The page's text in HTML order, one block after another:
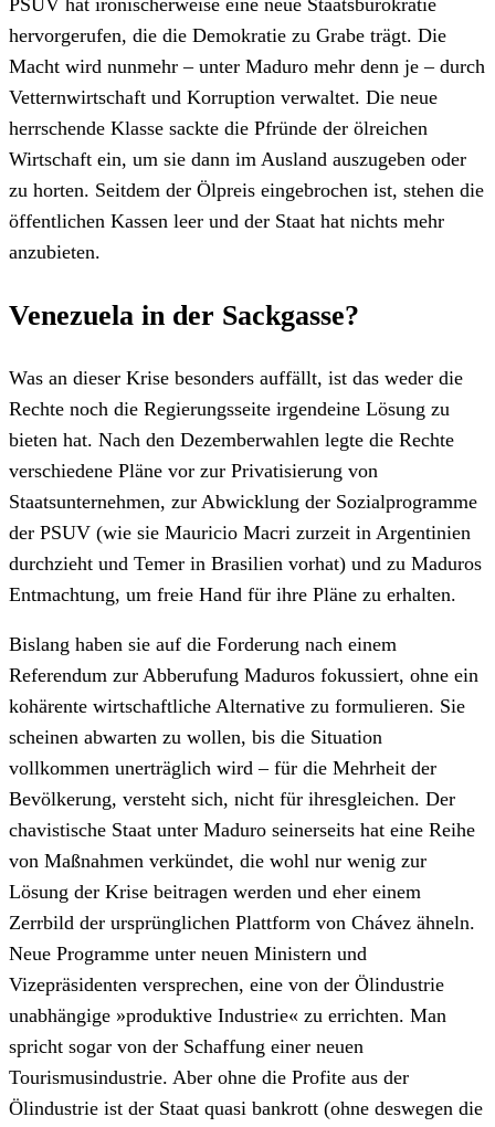
hervorgerufen, die die Demokratie zu Grabe trägt. Die
Macht wird nunmehr – unter Maduro mehr denn je – durch
Vetternwirtschaft und Korruption verwaltet. Die neue
herrschende Klasse sackte die Pfründe der ölreichen
Wirtschaft ein, um sie dann im Ausland auszugeben oder
zu horten. Seitdem der Ölpreis eingebrochen ist, stehen die
öffentlichen Kassen leer und der Staat hat nichts mehr
anzubieten.
Venezuela in der Sackgasse?
Was an dieser Krise besonders auffällt, ist das weder die
Rechte noch die Regierungsseite irgendeine Lösung zu
bieten hat. Nach den Dezemberwahlen legte die Rechte
verschiedene Pläne vor zur Privatisierung von
Staatsunternehmen, zur Abwicklung der Sozialprogramme
der PSUV (wie sie Mauricio Macri zurzeit in Argentinien
durchzieht und Temer in Brasilien vorhat) und zu Maduros
Entmachtung, um freie Hand für ihre Pläne zu erhalten.
Bislang haben sie auf die Forderung nach einem
Referendum zur Abberufung Maduros fokussiert, ohne ein
kohärente wirtschaftliche Alternative zu formulieren. Sie
scheinen abwarten zu wollen, bis die Situation
vollkommen unerträglich wird – für die Mehrheit der
Bevölkerung, versteht sich, nicht für ihresgleichen. Der
chavistische Staat unter Maduro seinerseits hat eine Reihe
von Maßnahmen verkündet, die wohl nur wenig zur
Lösung der Krise beitragen werden und eher einem
Zerrbild der ursprünglichen Plattform von Chávez ähneln.
Neue Programme unter neuen Ministern und
Vizepräsidenten versprechen, eine von der Ölindustrie
unabhängige »produktive Industrie« zu errichten. Man
spricht sogar von der Schaffung einer neuen
Tourismusindustrie. Aber ohne die Profite aus der
Ölindustrie ist der Staat quasi bankrott (ohne deswegen die